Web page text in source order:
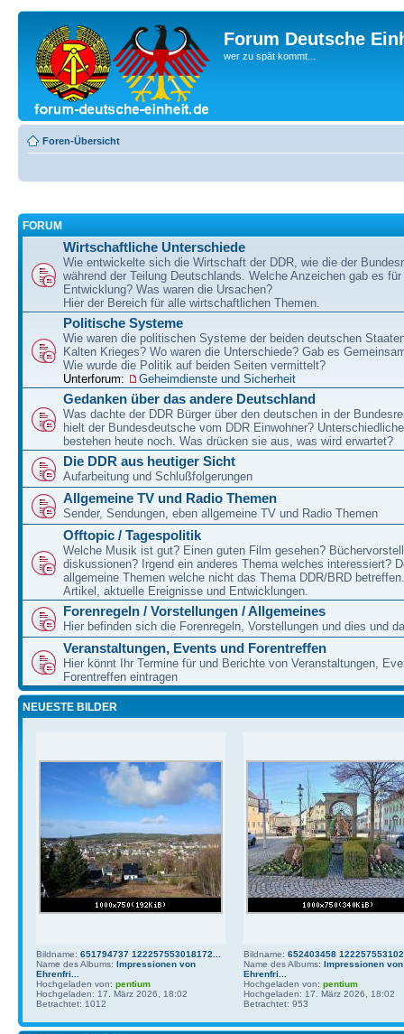
Forum Deutsche
wer zu spät kommt...
Foren-Übersicht
FORUM
Wirtschaftliche Unterschiede
Wie entwickelte sich die Wirtschaft der DDR, wie die der
während der Teilung Deutschlands. Welche Anzeichen gab es für
Entwicklung? Was waren die Ursachen?
Hier der Bereich für alle wirtschaftlichen Themen.
Politische Systeme
Wie waren die politischen Systeme der beiden deutschen
Kalten Krieges? Wo waren die Unterschiede? Gab es
Wie wurde die Politik auf beiden Seiten vermittelt?
Unterforum:
Geheimdienste und Sicherheit
Gedanken über das andere Deutschland
Was dachte der DDR Bürger über den deutschen in der
hielt der Bundesdeutsche vom DDR Einwohner?
bestehen heute noch. Was drücken sie aus, was wird erwartet?
Die DDR aus heutiger Sicht
Aufarbeitung und Schlußfolgerungen
Allgemeine TV und Radio Themen
Sender, Sendungen, eben allgemeine TV und Radio Themen
Offtopic / Tagespolitik
Welche Musik ist gut? Einen guten Film gesehen?
diskussionen? Irgend ein anderes Thema welches interessiert?
allgemeine Themen welche nicht das Thema DDR/BRD
Artikel, aktuelle Ereignisse und Entwicklungen.
Forenregeln / Vorstellungen / Allgemeines
Hier befinden sich die Forenregeln, Vorstellungen und dies und
Veranstaltungen, Events und Forentreffen
Hier könnt Ihr Termine für und Berichte von Veranstaltungen,
Forentreffen eintragen
NEUESTE BILDER
Bildname: 651794737 122257553018172...
Name des Albums: Impressionen von
Ehrenfri...
Hochgeladen von: pentium
Hochgeladen: 17. März 2026, 18:02
Betrachtet: 1012
Bildname: 652403458
Name des Albums: Impressionen von
Ehrenfri...
Hochgeladen von: pentium
Hochgeladen: 17. März 2026, 18:02
Betrachtet: 953